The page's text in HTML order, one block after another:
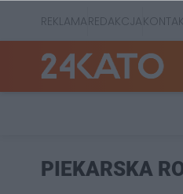
REKLAMAREDAKCJA
PIEKARSKA